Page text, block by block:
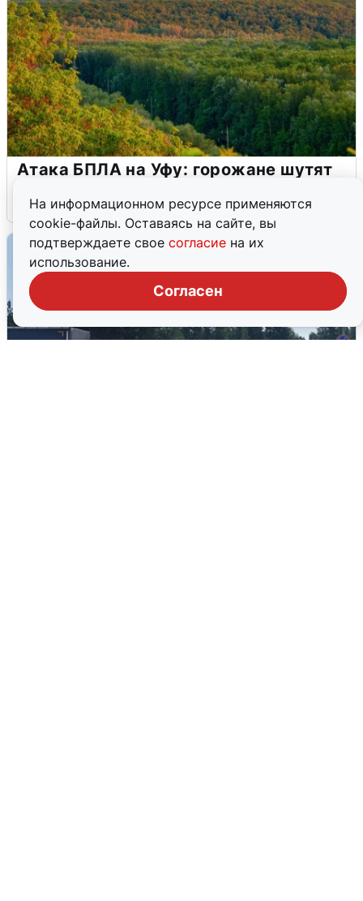
На информационном ресурсе применяются
cookie-файлы. Оставаясь на сайте, вы
подтверждаете свое согласие на их
использование.
Согласен
Атака БПЛА на Уфу: горожане шутят
5 августа 0